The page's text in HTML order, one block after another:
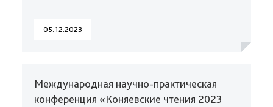
05.12.2023
Международная научно-практическая
конференция «Коняевские чтения 2023